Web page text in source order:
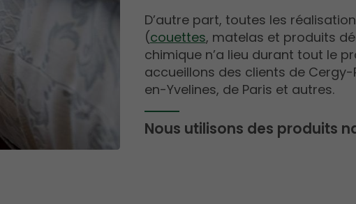
D’autre part, toutes les
(couettes, matelas et produits
chimique n’a lieu durant tout le
accueillons des clients de
en-Yvelines, de Paris et autres.
Nous utilisons des produits